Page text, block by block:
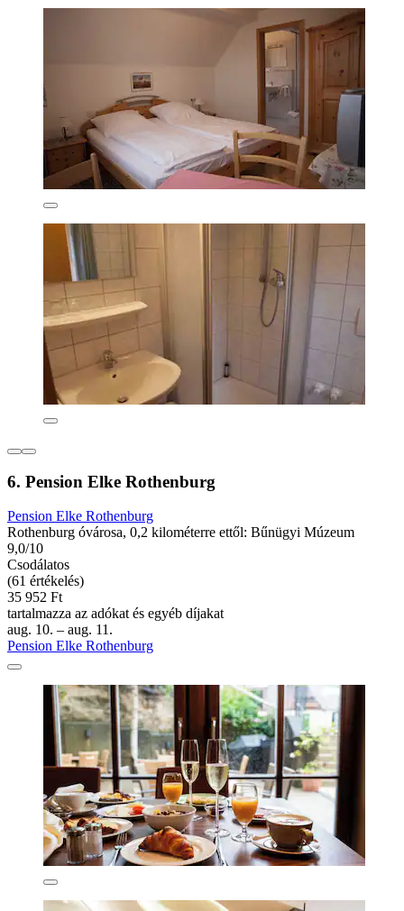
6. Pension Elke Rothenburg
Pension Elke Rothenburg
Rothenburg óvárosa, 0,2 kilométerre ettől: Bűnügyi Múzeum
9,0/10
Csodálatos
(61 értékelés)
35 952 Ft
tartalmazza az adókat és egyéb díjakat
aug. 10. – aug. 11.
Pension Elke Rothenburg